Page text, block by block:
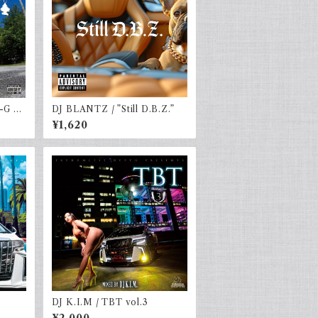
G &
DJ BLANTZ / ”Still D.B.Z.”
¥1,620
DJ K.I.M / TBT vol.3